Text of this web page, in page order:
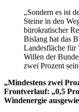
„Sondern es ist
Steine in den
bürokratischer
Bislang hat das
Landesfläche für
Willen der
zwei Prozent
„Mindestens zwei
Frontverlauf: „0,5
Windenergie